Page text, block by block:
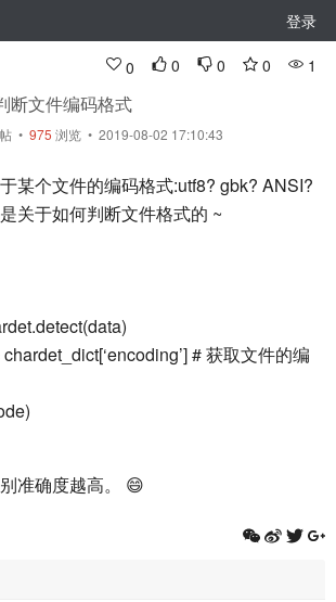
登录
0 0 0 0 1
断文件编码格式
• 975 浏览 • 2019-08-02 17:10:43
某个文件的编码格式:utf8? gbk? ANSI?
关于如何判断文件格式的 ~
# 获取文件的编
准确度越高。 😄